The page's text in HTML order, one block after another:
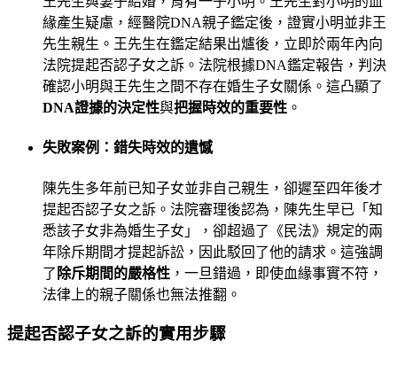
緣產生疑慮，經醫院DNA親子鑑定後，證實小明並非王
先生親生。王先生在鑑定結果出爐後，立即於兩年內向
法院提起否認子女之訴。法院根據DNA鑑定報告，判決
確認小明與王先生之間不存在婚生子女關係。這凸顯了
DNA證據的決定性與把握時效的重要性 。
失敗案例：錯失時效的遺憾
陳先生多年前已知子女並非自己親生，卻遲至四年後才
提起否認子女之訴。法院審理後認為，陳先生早已「知
悉該子女非為婚生子女」，卻超過了《民法》規定的兩
年除斥期間才提起訴訟，因此駁回了他的請求。這強調
了 除斥期間的嚴格性 ，一旦錯過，即使血緣事實不符，
法律上的親子關係也無法推翻。
提起否認子女之訴的實用步驟